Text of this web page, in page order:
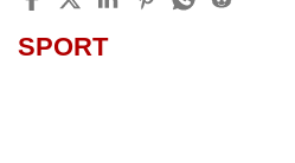
SPORT